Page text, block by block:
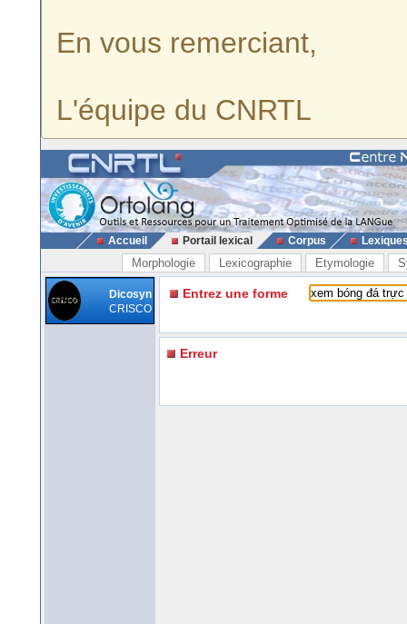
En vous remerciant,
L'équipe du CNRTL
Accueil Portail lexical Corpus
Morphologie Lexicographie Etymologie
Dicosyn
CRISCO
Entrez une forme
Erreur